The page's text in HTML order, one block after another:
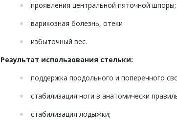
проявления центральной пяточной шпоры;
варикозная болезнь, отеки
избыточный вес.
Результат использования стельки:
поддержка продольного и поперечного
стабилизация ноги в анатомически
стабилизация лодыжки;